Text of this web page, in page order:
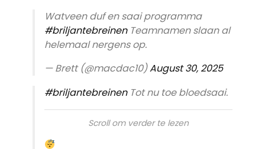
Watveen duf en saai programma
#briljantebreinenTeamnamen slaan al
helemaal nergens op.
— Brett (@macdac10)August 30, 2025
#briljantebreinenTot nu toe bloedsaai.
Scroll om verder te lezen